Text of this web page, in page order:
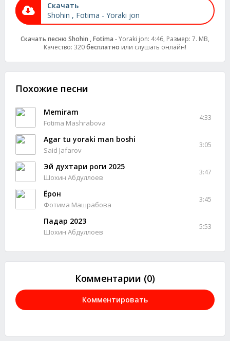
Скачать
Shohin , Fotima - Yoraki jon
Скачать песню Shohin , Fotima - Yoraki jon: 4:46, Размер: 7. MB,
Качество: 320бесплатно или слушать онлайн!
Похожие песни
Memiram
Fotima Mashrabova
4:33
Agar tu yoraki man boshi
Said Jafarov
3:05
Эй духтари роги 2025
Шохин Абдуллоев
3:47
Ёрон
Фотима Машрабова
3:45
Падар 2023
Шохин Абдуллоев
5:53
Комментарии (0)
Комментировать